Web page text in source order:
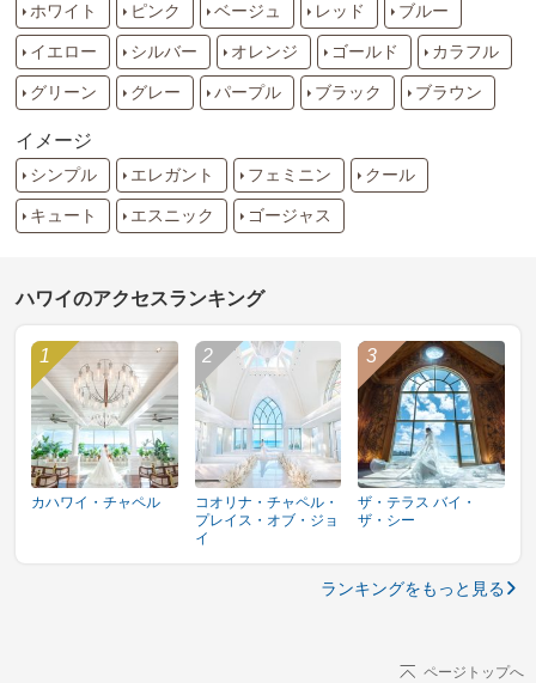
ホワイト ピンク ベージュ レッド ブルー
イエロー シルバー オレンジ ゴールド カラフル
グリーン グレー パープル ブラック ブラウン
イメージ
シンプル エレガント フェミニン クール
キュート エスニック ゴージャス
ハワイのアクセスランキング
カハワイ・チャペル
コオリナ・チャペル・
プレイス・オブ・ジョ
イ
ザ・テラス バイ・
ザ・シー
ランキングをもっと見る
ページトップへ